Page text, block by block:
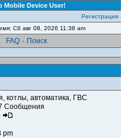
Mobile Device User!
Регистрация
Сб авг 08, 2026 11:38 am
FAQ · Поиск
котлы, автоматика, ГВС
Сообщения
pm